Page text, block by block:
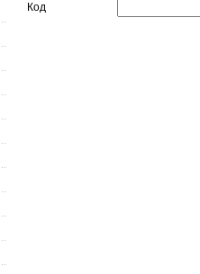
Код